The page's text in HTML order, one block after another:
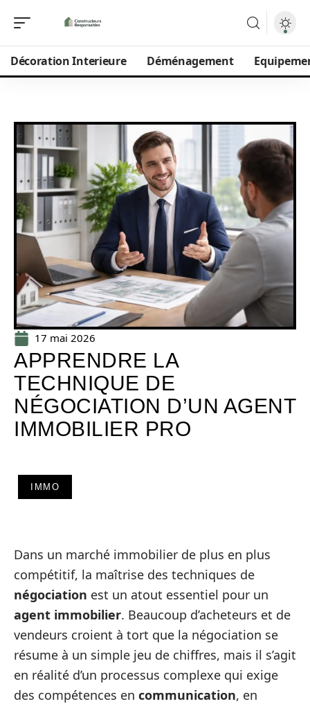
Décoration Interieure Déménagement
17 mai 2026
APPRENDRE LA
TECHNIQUE DE
NÉGOCIATION D’UN AGENT
IMMOBILIER PRO
IMMO
Dans un marché immobilier de plus en plus
compétitif, la maîtrise des techniques de
négociation est un atout essentiel pour un
agent immobilier. Beaucoup d’acheteurs et de
vendeurs croient à tort que la négociation se
résume à un simple jeu de chiffres, mais il s’agit
en réalité d’un processus complexe qui exige
des compétences en communication, en